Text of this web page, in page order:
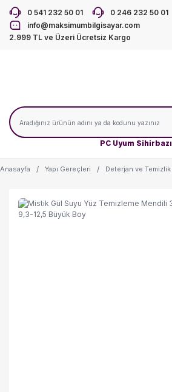
0 541 232 50 01
0 246 232 50 01
info@maksimumbilgisayar.com
2.999 TL ve Üzeri Ücretsiz Kargo
PC Uyum Sihirbazı
Anasayfa Yapı Gereçleri Deterjan ve Temizlik